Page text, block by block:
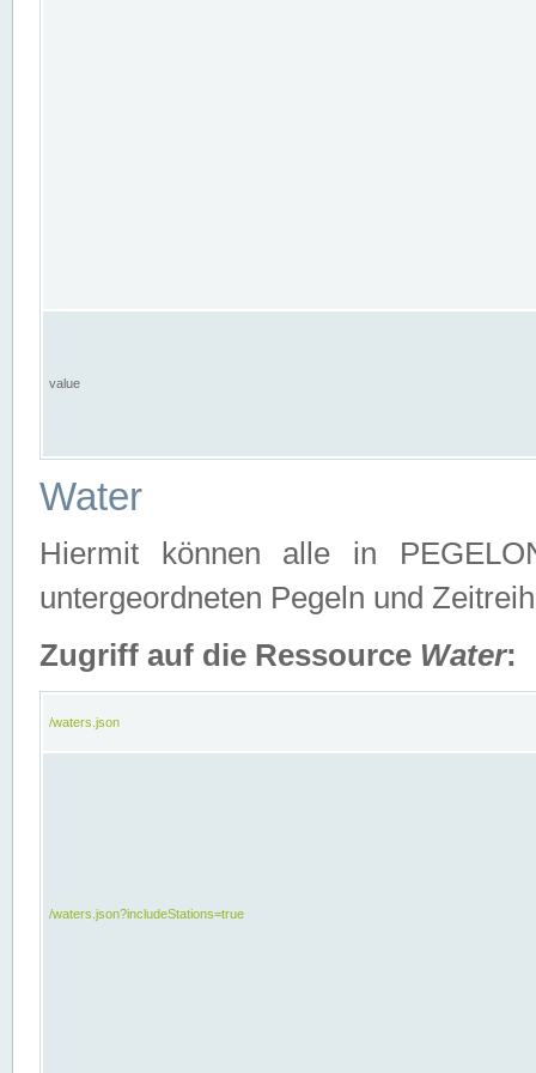
value
Water
Hiermit können alle in
untergeordneten Pegeln und
Zugriff auf die Ressource Water:
/waters.json
/waters.json?includeStations=true